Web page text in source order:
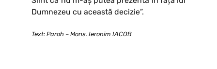
Dumnezeu cu această decizie”.
Text: Paroh – Mons. Ieronim IACOB